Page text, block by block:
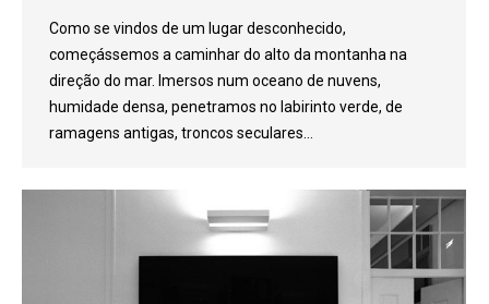
Como se vindos de um lugar desconhecido,
começássemos a caminhar do alto da montanha na
direção do mar. Imersos num oceano de nuvens,
humidade densa, penetramos no labirinto verde, de
ramagens antigas, troncos seculares…